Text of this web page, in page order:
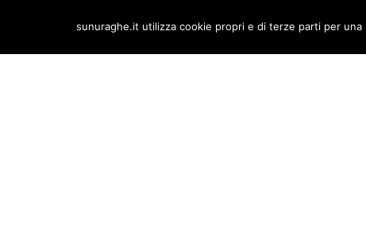
content
sunuraghe.it utilizza cookie propri e di terze parti per